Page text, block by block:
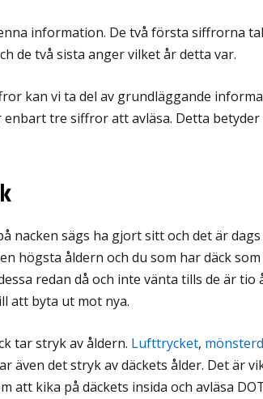
information. De två första siffrorna
de två sista anger vilket år detta var.
kan vi ta del av grundläggande
enbart tre siffror att avläsa. Detta
nacken sägs ha gjort sitt och det är
högsta åldern och du som har däck
redan då och inte vänta tills de är tio
att byta ut mot nya.
tar stryk av åldern. Lufttrycket,
även det stryk av däckets ålder. Det är
att kika på däckets insida och avläsa